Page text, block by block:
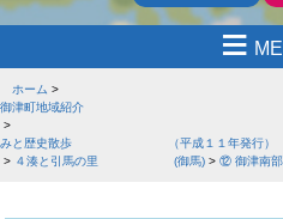
≡
ホーム
御津町地域紹介
みと歴史散歩 （平成１１年発行）
４湊と引馬の里 (御馬)
⑫ 御津南